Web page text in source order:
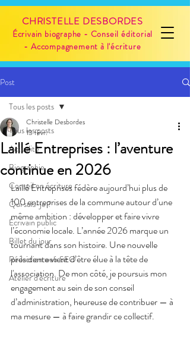
CHRISTELLE DESBORDES
Écrivain biographe - Conseil éditorial
- Accompagnement à l'écriture
Post
Tous les posts
Actualité
Biographie
Conseil en écriture
Qui suis-je ?
Écrivain public
Billet du jour
Rédaction web SEO
Atelier d'écriture
Tous les posts
Laillé Entreprises : l’aventure
continue en 2026
Christelle Desbordes
13 févr.
Laillé Entreprises fédère aujourd’hui plus de
100 entreprises de la commune autour d’une
même ambition : développer et faire vivre
l’économie locale. L’année 2026 marque un
tournant dans son histoire. Une nouvelle
présidente vient d’être élue à la tête de
l'association. De mon côté, je poursuis mon
engagement au sein de son conseil
d’administration, heureuse de contribuer — à
ma mesure — à faire grandir ce collectif.